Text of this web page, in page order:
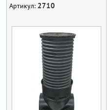
Артикул: 2710